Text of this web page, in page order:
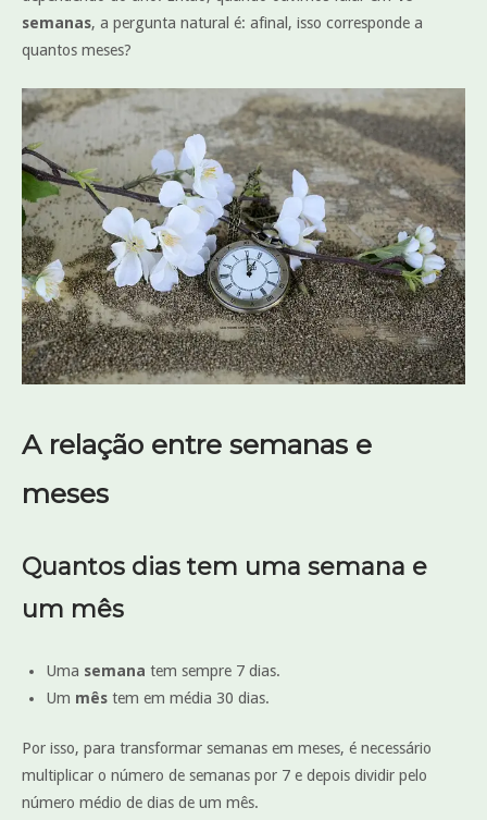
semanas, a pergunta natural é: afinal, isso corresponde a
quantos meses?
A relação entre semanas e
meses
Quantos dias tem uma semana e
um mês
Uma semana tem sempre 7 dias.
Um mêstem em média 30 dias.
Por isso, para transformar semanas em meses, é necessário
multiplicar o número de semanas por 7 e depois dividir pelo
número médio de dias de um mês.